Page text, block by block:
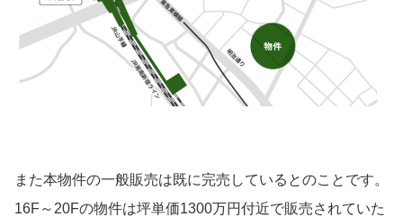
また本物件の一般販売は既に完売しているとのことです。
16F～20Fの物件は坪単価1300万円付近で販売されていた